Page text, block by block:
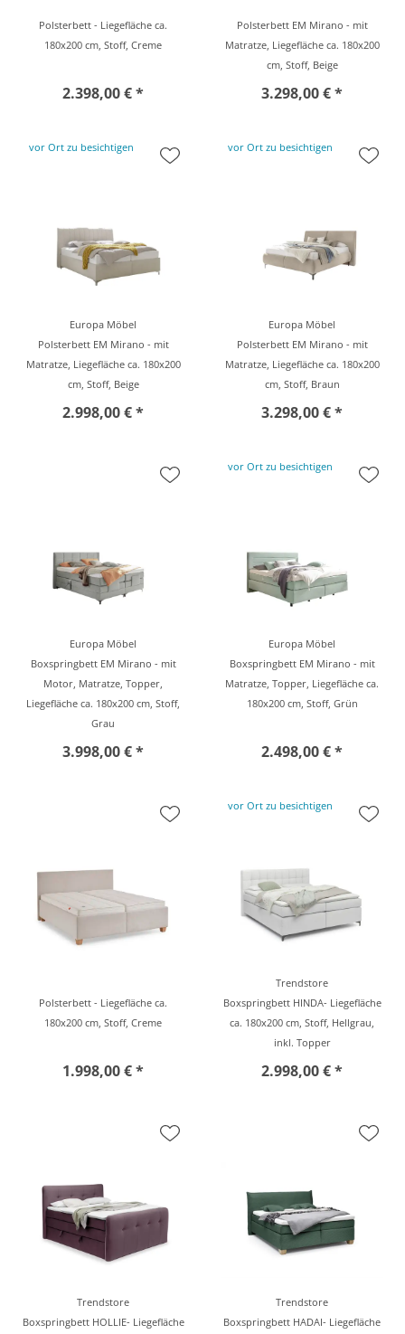
Polsterbett - Liegefläche ca.
180x200 cm, Stoff, Creme
2.398,00 € *
Polsterbett EM Mirano - mit
Matratze, Liegefläche ca. 180x200
cm, Stoff, Beige
3.298,00 € *
vor Ort zu besichtigen
Europa Möbel
Polsterbett EM Mirano - mit
Matratze, Liegefläche ca. 180x200
cm, Stoff, Beige
2.998,00 € *
vor Ort zu besichtigen
Europa Möbel
Polsterbett EM Mirano - mit
Matratze, Liegefläche ca. 180x200
cm, Stoff, Braun
3.298,00 € *
Europa Möbel
Boxspringbett EM Mirano - mit
Motor, Matratze, Topper,
Liegefläche ca. 180x200 cm, Stoff,
Grau
3.998,00 € *
vor Ort zu besichtigen
Europa Möbel
Boxspringbett EM Mirano - mit
Matratze, Topper, Liegefläche ca.
180x200 cm, Stoff, Grün
2.498,00 € *
Polsterbett - Liegefläche ca.
180x200 cm, Stoff, Creme
1.998,00 € *
vor Ort zu besichtigen
Trendstore
Boxspringbett HINDA- Liegefläche
ca. 180x200 cm, Stoff, Hellgrau,
inkl. Topper
2.998,00 € *
Trendstore
Boxspringbett HOLLIE- Liegefläche
Trendstore
Boxspringbett HADAI- Liegefläche